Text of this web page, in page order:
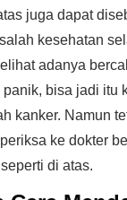
juga dapat
kesehatan
adanya
bisa jadi itu
kanker. Namun
ke dokter
di atas.